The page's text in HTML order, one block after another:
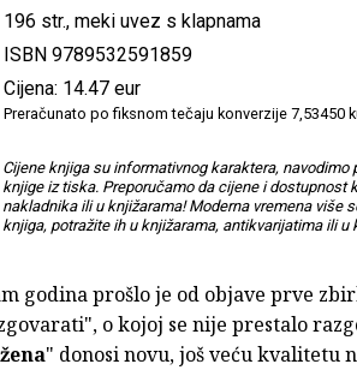
196 str., meki uvez s klapnama
ISBN 9789532591859
Cijena: 14.47 eur
Preračunato po fiksnom tečaju konverzije 7,53450
Cijene knjiga su informativnog karaktera, navodimo
knjige iz tiska. Preporučamo da cijene i dostupnost
nakladnika ili u knjižarama! Moderna vremena više
knjiga, potražite ih u knjižarama, antikvarijatima ili u
godina prošlo je od objave prve
o kojoj se nije prestalo
" donosi novu, još veću kvalitetu